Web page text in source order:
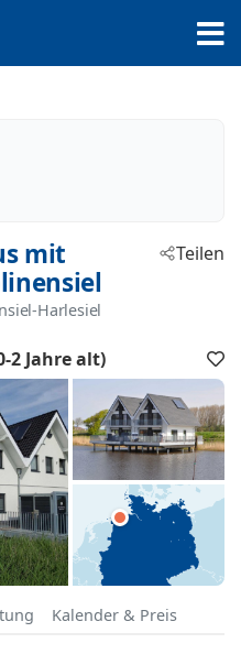
mit
Harlesiel
Teilen
2 Jahre alt)
Kalender & Preis